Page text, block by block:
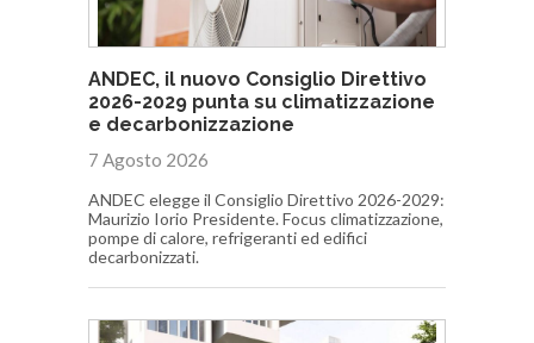
ANDEC, il nuovo Consiglio Direttivo
2026-2029 punta su climatizzazione
e decarbonizzazione
7 Agosto 2026
ANDEC elegge il Consiglio Direttivo 2026-2029:
Maurizio Iorio Presidente. Focus climatizzazione,
pompe di calore, refrigeranti ed edifici
decarbonizzati.